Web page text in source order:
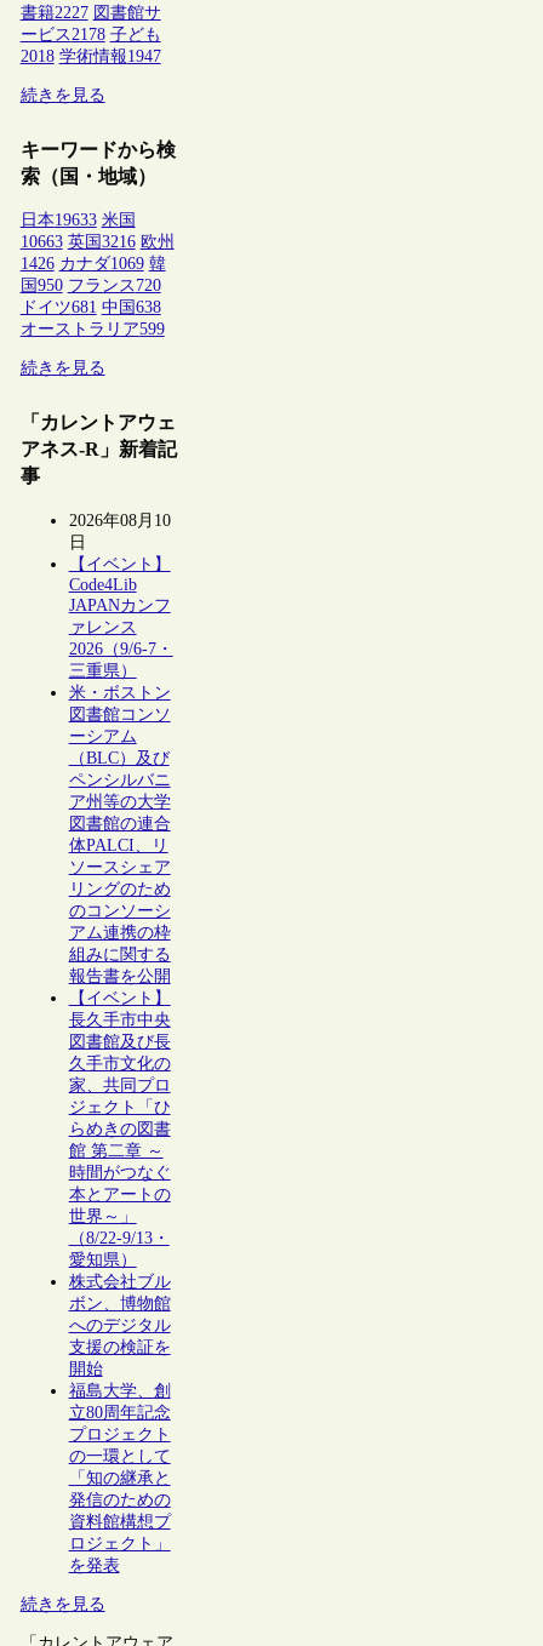
書籍2227 図書館サ
ービス 2178 子ども
2018 学術情報1947
続きを見る
キーワードから検
索（国・地域）
日本19633 米国
10663 英国 3216 欧州
1426 カナダ1069 韓
国 950 フランス 720
ドイツ681 中国 638
オーストラリア599
続きを見る
「カレントアウェ
アネス-R」新着記
事
2026年08月10
日
【イベント】
Code4Lib
JAPANカンフ
ァレンス
2026（9/6-7・
三重県）
米・ボストン
図書館コンソ
ーシアム
（BLC）及び
ペンシルバニ
ア州等の大学
図書館の連合
体PALCI、リ
ソースシェア
リングのため
のコンソーシ
アム連携の枠
組みに関する
報告書を公開
【イベント】
長久手市中央
図書館及び長
久手市文化の
家、共同プロ
ジェクト「ひ
らめきの図書
館 第二章 ～
時間がつなぐ
本とアートの
世界～」
（8/22-9/13・
愛知県）
株式会社ブル
ボン、博物館
へのデジタル
支援の検証を
開始
福島大学、創
立80周年記念
プロジェクト
の一環として
「知の継承と
発信のための
資料館構想プ
ロジェクト」
を発表
続きを見る